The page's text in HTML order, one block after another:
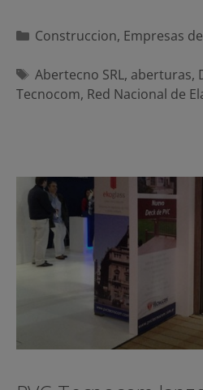
Categorías
Construccion, Empresas
Etiquetas
Abertecno SRL, aberturas,
Tecnocom, Red Nacional de